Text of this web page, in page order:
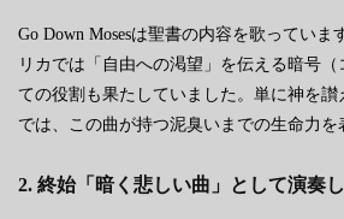
Go Down Mosesは聖書の内容を歌っていま
リカでは「自由への渇望」を伝える暗号
ての役割も果たしていました。単に神を
では、この曲が持つ泥臭いまでの生命力を
2. 終始「暗く悲しい曲」として演奏